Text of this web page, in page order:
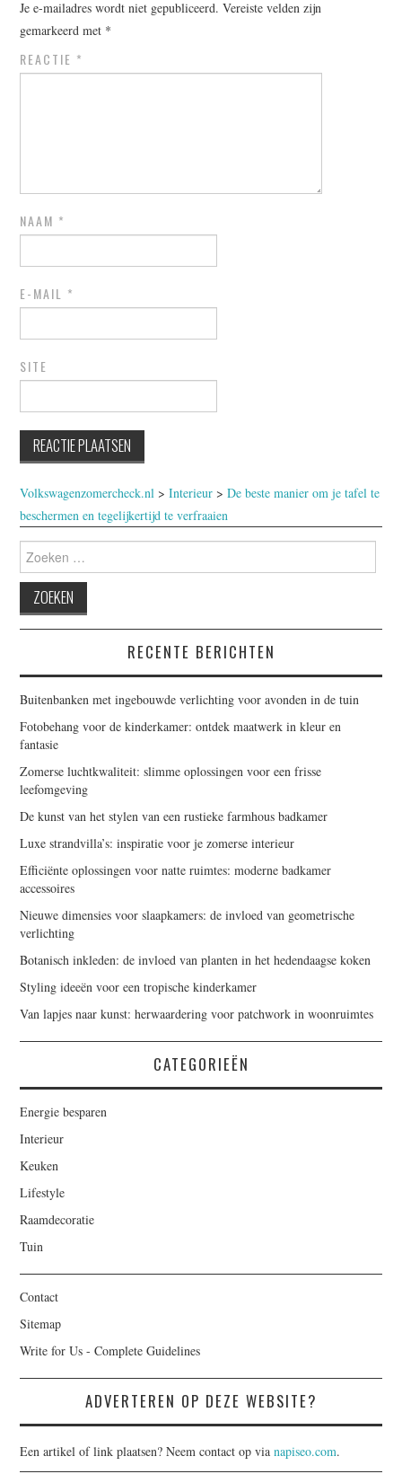
Je e-mailadres wordt niet gepubliceerd. Vereiste velden zijn
gemarkeerd met *
REACTIE *
NAAM *
E-MAIL *
SITE
Volkswagenzomercheck.nl >Interieur >De beste manier om je tafel te
beschermen en tegelijkertijd te verfraaien
Zoeken
naar:
RECENTE BERICHTEN
Buitenbanken met ingebouwde verlichting voor avonden in de tuin
Fotobehang voor de kinderkamer: ontdek maatwerk in kleur en
fantasie
Zomerse luchtkwaliteit: slimme oplossingen voor een frisse
leefomgeving
De kunst van het stylen van een rustieke farmhous badkamer
Luxe strandvilla’s: inspiratie voor je zomerse interieur
Efficiënte oplossingen voor natte ruimtes: moderne badkamer
accessoires
Nieuwe dimensies voor slaapkamers: de invloed van geometrische
verlichting
Botanisch inkleden: de invloed van planten in het hedendaagse koken
Styling ideeën voor een tropische kinderkamer
Van lapjes naar kunst: herwaardering voor patchwork in woonruimtes
CATEGORIEËN
Energie besparen
Interieur
Keuken
Lifestyle
Raamdecoratie
Tuin
Contact
Sitemap
Write for Us - Complete Guidelines
ADVERTEREN OP DEZE WEBSITE?
Een artikel of link plaatsen? Neem contact op vianapiseo.com.